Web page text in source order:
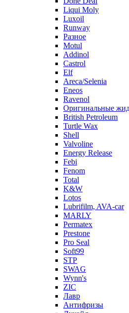
Liqui Moly
Luxoil
Runway
Разное
Motul
Addinol
Castrol
Elf
Areca/Selenia
Eneos
Ravenol
Оригинальные
British Petroleum
Turtle Wax
Shell
Valvoline
Energy Release
Febi
Fenom
Total
K&W
Lotos
Lubrifilm, AVA-car
MARLY
Permatex
Prestone
Pro Seal
Soft99
STP
SWAG
Wynn's
ZIC
Лавр
Антифризы